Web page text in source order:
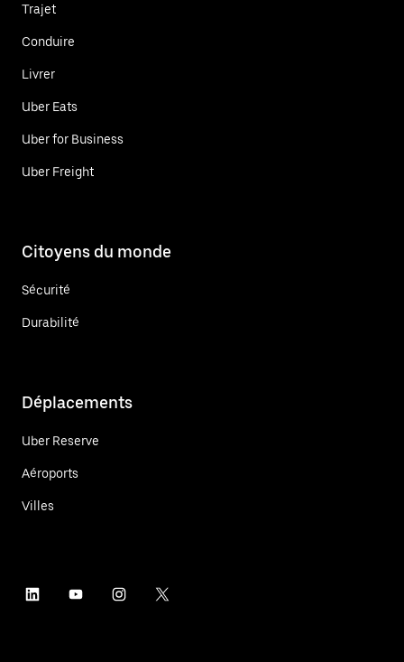
Trajet
Conduire
Livrer
Uber Eats
Uber for Business
Uber Freight
Citoyens du monde
Sécurité
Durabilité
Déplacements
Uber Reserve
Aéroports
Villes